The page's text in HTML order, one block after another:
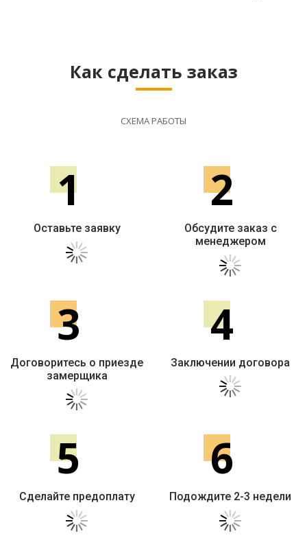
Как сделать заказ
СХЕМА РАБОТЫ
1
Оставьте заявку
2
Обсудите заказ с
менеджером
3
Договоритесь о приезде
замерщика
4
Заключении договора
5
Сделайте предоплату
6
Подождите 2-3 недели